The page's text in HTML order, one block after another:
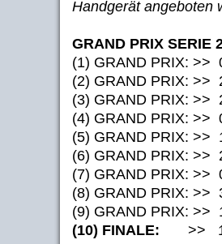
Handgerät angeboten
GRAND PRIX SERIE
(1) GRAND PRIX: >>
(2) GRAND PRIX: >>
(3) GRAND PRIX: >>
(4) GRAND PRIX: >>
(5) GRAND PRIX: >>
(6) GRAND PRIX: >>
(7) GRAND PRIX: >>
(8) GRAND PRIX: >>
(9) GRAND PRIX: >>
(10) FINALE: >> 16.